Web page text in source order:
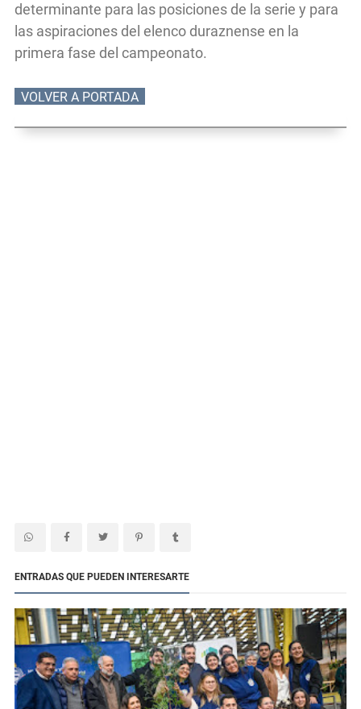
determinante para las posiciones de la serie y para
las aspiraciones del elenco duraznense en la
primera fase del campeonato.
VOLVER A PORTADA
ENTRADAS QUE PUEDEN INTERESARTE